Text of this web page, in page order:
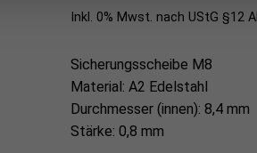
Inkl. 0% Mwst. nach UStG §12
Sicherungsscheibe M8
Material: A2 Edelstahl
Durchmesser (innen): 8,4 mm
Stärke: 0,8 mm